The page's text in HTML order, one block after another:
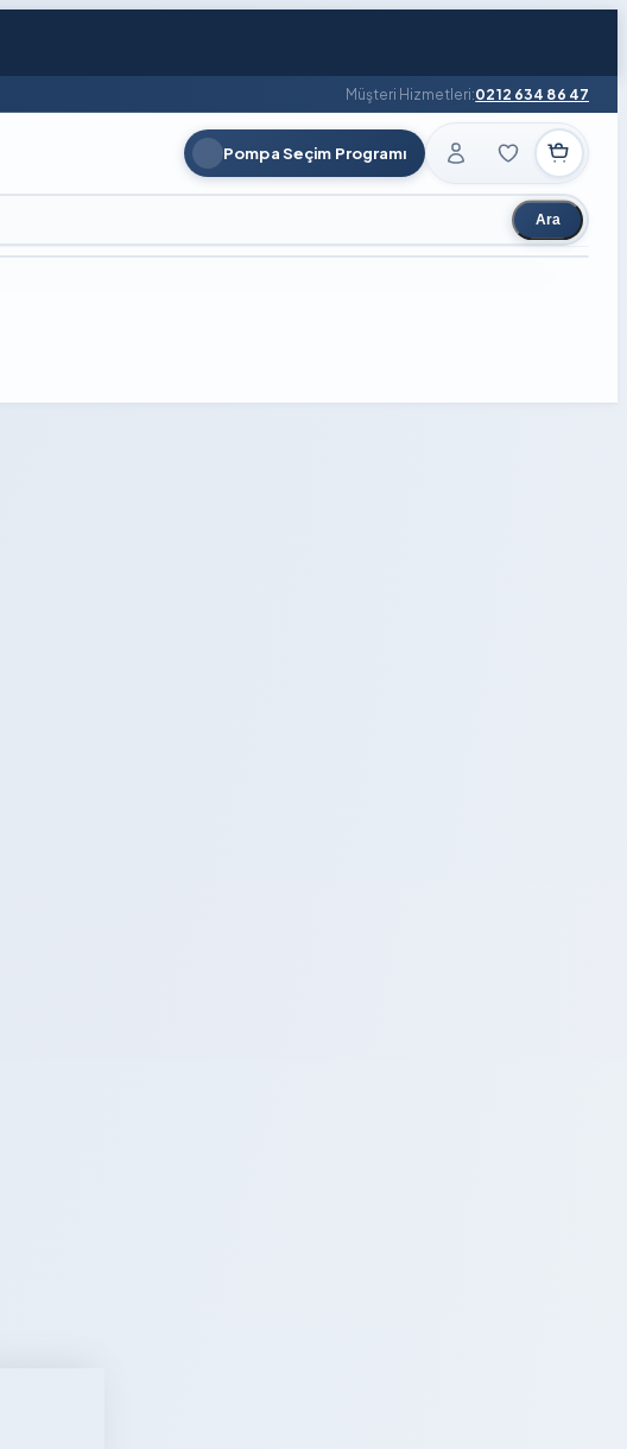
Müşteri Hizmetleri:0212 634 86 47
Pompa Seçim Programı
Ara